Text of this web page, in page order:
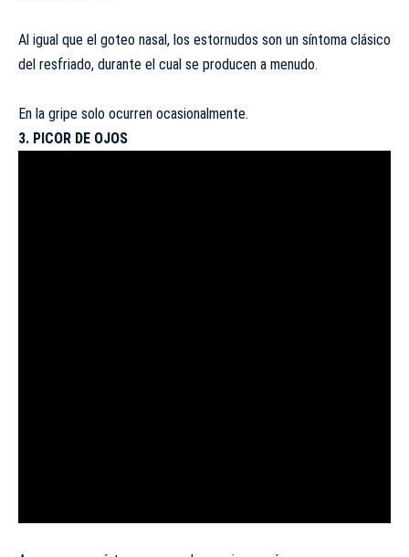
Al igual que el goteo nasal, los estornudos son un síntoma clásico
del resfriado, durante el cual se producen a menudo.
En la gripe solo ocurren ocasionalmente.
3. PICOR DE OJOS